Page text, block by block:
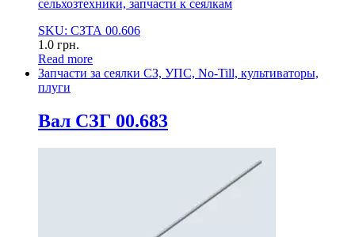
сельхозтехники, запчасти к сеялкам
SKU: СЗТА 00.606
1.0 грн.
Read more
Запчасти за сеялки СЗ, УПС, No-Till, культиваторы,
плуги
Вал СЗГ 00.683